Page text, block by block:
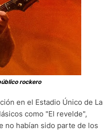
rockero
en el Estadio Único de La
como "El revelde",
no habían sido parte de los